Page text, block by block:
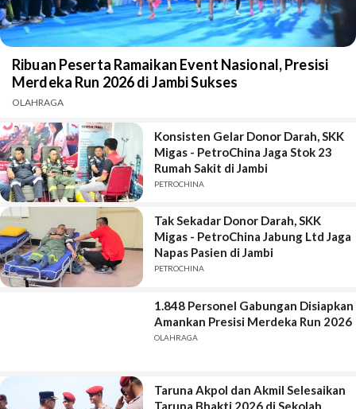
Ribuan Peserta Ramaikan Event Nasional, Presisi
Merdeka Run 2026 di Jambi Sukses
OLAHRAGA
Konsisten Gelar Donor Darah, SKK
Migas - PetroChina Jaga Stok 23
Rumah Sakit di Jambi
PETROCHINA
Tak Sekadar Donor Darah, SKK
Migas - PetroChina Jabung Ltd Jaga
Napas Pasien di Jambi
PETROCHINA
1.848 Personel Gabungan Disiapkan
Amankan Presisi Merdeka Run 2026
OLAHRAGA
Taruna Akpol dan Akmil Selesaikan
Taruna Bhakti 2026 di Sekolah